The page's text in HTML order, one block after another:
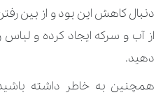
دنبال کاهش این بود و از بین
دهید.
همچنین به خاطر داشته باشید